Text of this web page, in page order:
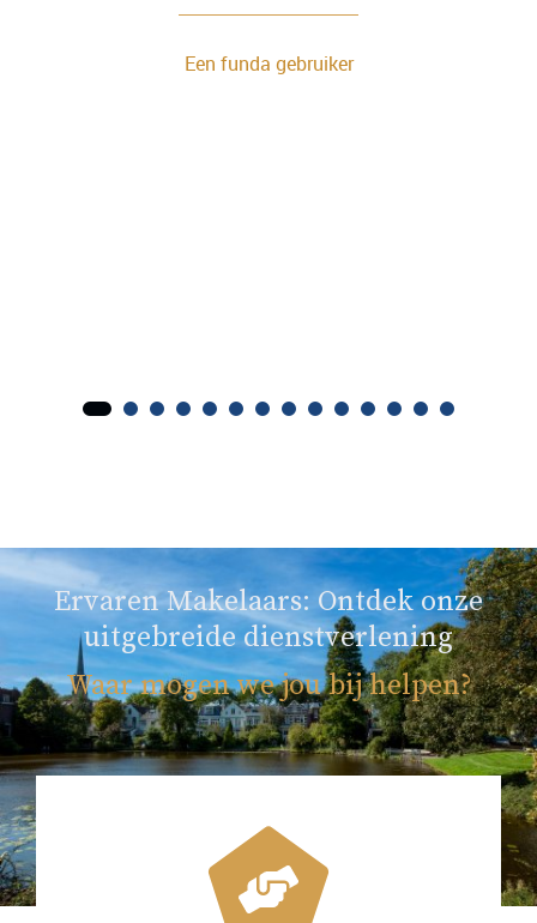
Een funda gebruiker
Ervaren Makelaars: Ontdek onze
uitgebreide dienstverlening
Waar mogen we jou bij helpen?